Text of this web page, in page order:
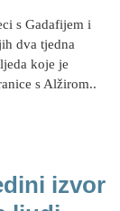
s Gadafijem i
dva tjedna
koje je
s Alžirom..
izvor